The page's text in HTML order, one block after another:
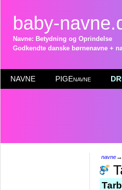
baby-
Navne: Betydning og Oprindelse
Godkendte danske børnenavne +
NAVNE PIGEnavne
navne→